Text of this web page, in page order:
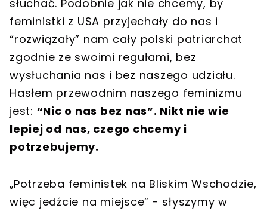
słuchać. Podobnie jak nie chcemy, by
feministki z USA przyjechały do nas i
“rozwiązały” nam cały polski patriarchat
zgodnie ze swoimi regułami, bez
wysłuchania nas i bez naszego udziału.
Hasłem przewodnim naszego feminizmu
jest: “Nic o nas bez nas”. Nikt nie wie
lepiej od nas, czego chcemy i
potrzebujemy.
„Potrzeba feministek na Bliskim Wschodzie,
więc jedźcie na miejsce” - słyszymy w